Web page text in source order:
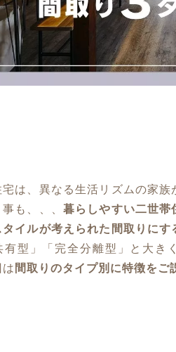
宅は、異なる生活リズムの家
も、、、 暮らしやすい二世帯
イルが考えられた間取りにす
有型」「完全分離型」と大き
間取りのタイプ別に特徴をご